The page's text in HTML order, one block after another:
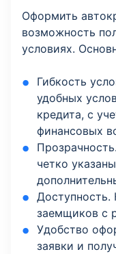
Оформить
возможность
условиях.
Гибкость
удобных
кредита, с
финансовых
четко
Доступность.
заемщиков с
Удобство
заявки и